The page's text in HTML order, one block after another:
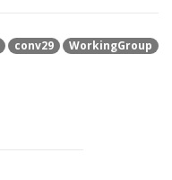
conv29 WorkingGroup